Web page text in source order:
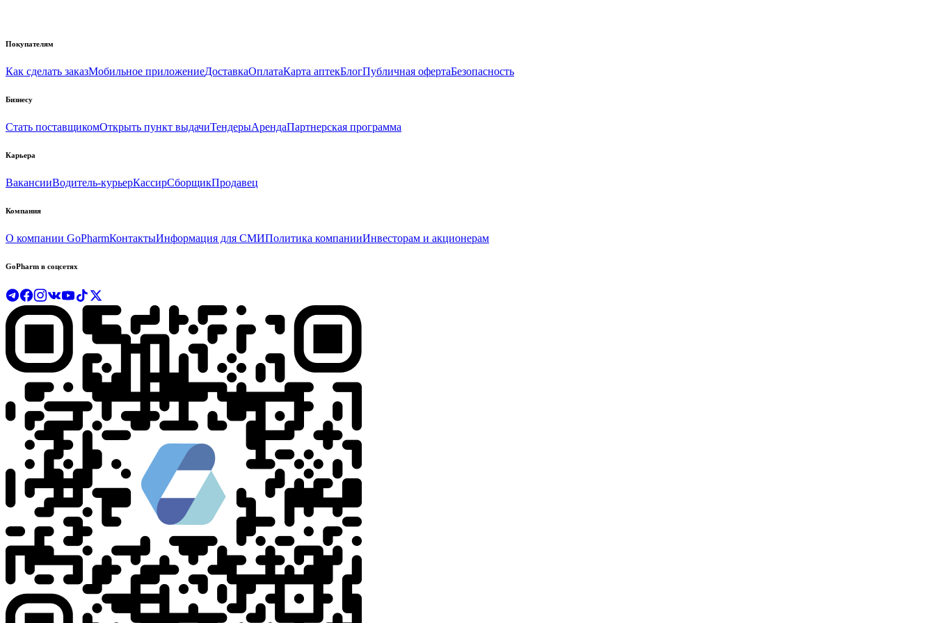
Покупателям
Как сделать заказМобильное приложениеДоставкаОплатаКарта аптекБлогПубличная офертаБезопасность
Бизнесу
Стать поставщикомОткрыть пункт выдачиТендерыАрендаПартнерская программа
Карьера
ВакансииВодитель-курьерКассирСборщикПродавец
Компания
О компании GoPharmКонтактыИнформация для СМИПолитика компанииИнвесторам и акционерам
GoPharm в соцсетях